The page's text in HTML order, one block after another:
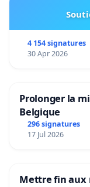
4 154 signatures
30 Apr 2026
Prolonger la
Belgique
296 signatures
17 Jul 2026
Mettre fin aux